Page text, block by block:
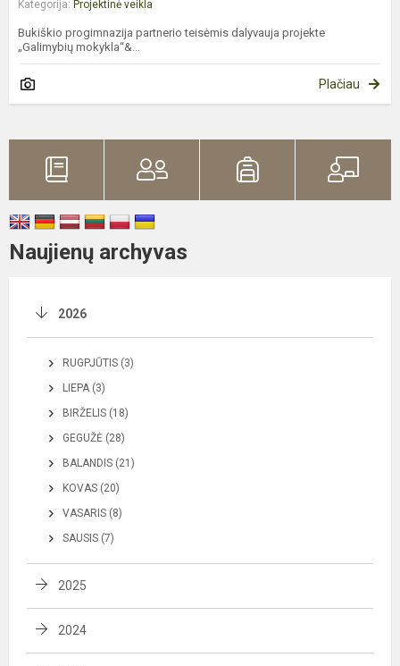
Kategorija: Projektinė veikla
Bukiškio progimnazija partnerio teisėmis dalyvauja projekte
„Galimybių mokykla“&...
Plačiau
Naujienų archyvas
2026
RUGPJŪTIS (3)
LIEPA (3)
BIRŽELIS (18)
GEGUŽĖ (28)
BALANDIS (21)
KOVAS (20)
VASARIS (8)
SAUSIS (7)
2025
2024